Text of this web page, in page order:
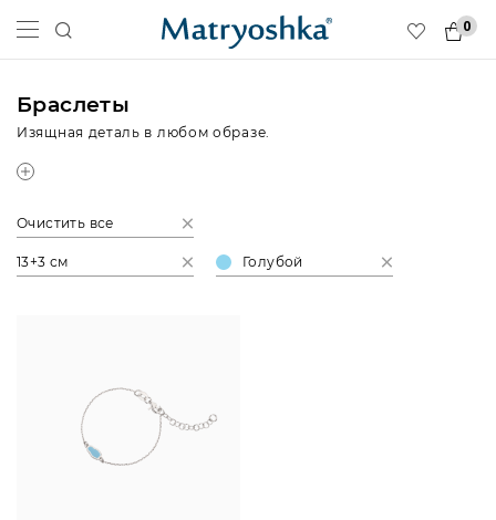
0
Браслеты
Изящная деталь в любом образе.
Очистить все
13+3 см Голубой